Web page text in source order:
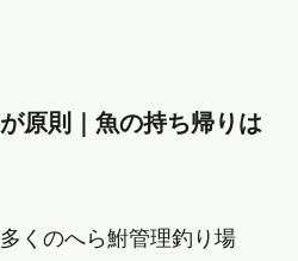
原則｜魚の持ち帰りは
くのへら鮒管理釣り場